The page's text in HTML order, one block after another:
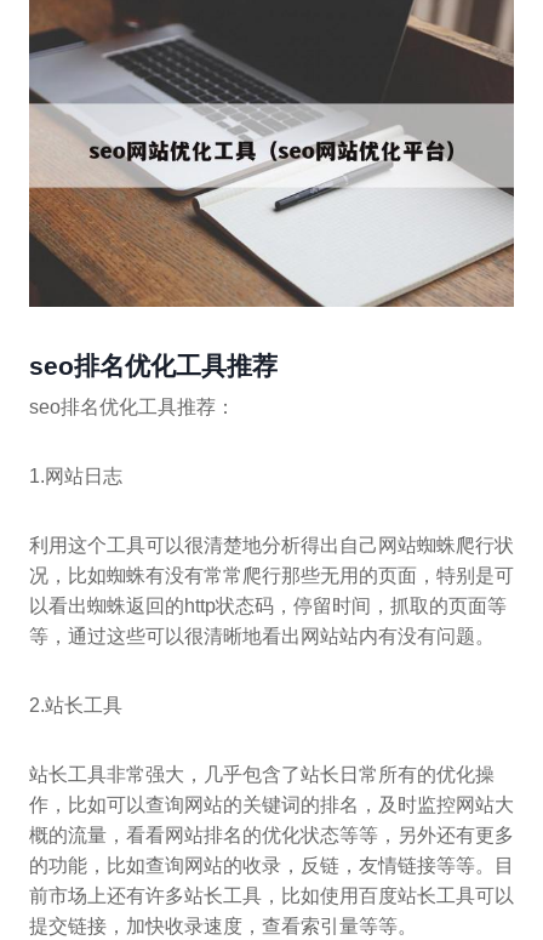
seo排名优化工具推荐
seo排名优化工具推荐：
1.网站日志
利用这个工具可以很清楚地分析得出自己网站蜘蛛爬行状
况，比如蜘蛛有没有常常爬行那些无用的页面，特别是可
以看出蜘蛛返回的http状态码，停留时间，抓取的页面等
等，通过这些可以很清晰地看出网站站内有没有问题。
2.站长工具
站长工具非常强大，几乎包含了站长日常所有的优化操
作，比如可以查询网站的关键词的排名，及时监控网站大
概的流量，看看网站排名的优化状态等等，另外还有更多
的功能，比如查询网站的收录，反链，友情链接等等。目
前市场上还有许多站长工具，比如使用百度站长工具可以
提交链接，加快收录速度，查看索引量等等。